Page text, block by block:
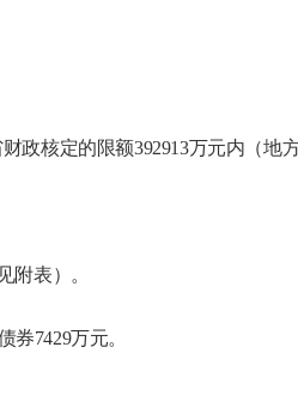
政核定的限额392913万元内（地
附表）。
券7429万元。